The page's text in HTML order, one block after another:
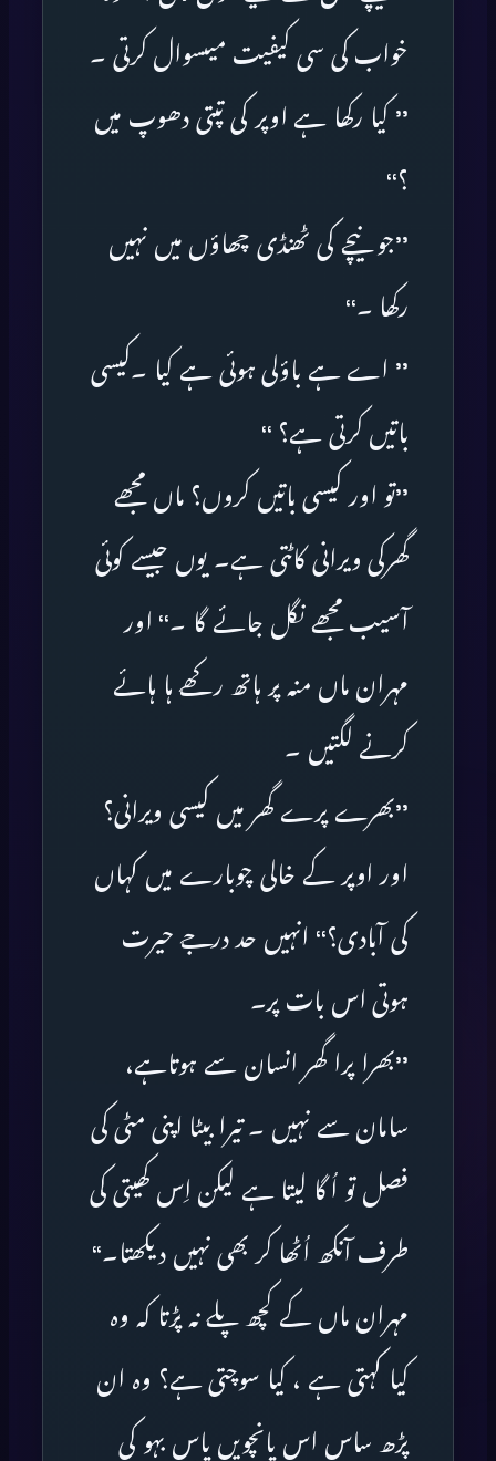
خواب کی سی کیفیت میںسوال کرتی ۔
’’ کیا رکھا ہے اوپر کی تپتی دھوپ میں
؟‘‘
’’جو نیچے کی ٹھنڈی چھاؤں میں نہیں
رکھا ۔‘‘
’’ اے ہے باؤلی ہوئی ہے کیا ۔کیسی
باتیں کرتی ہے؟ ‘‘
’’تو اور کیسی باتیں کروں؟ ماں مجھے
گھرکی ویرانی کاٹتی ہے۔ یوں جیسے کوئی
آسیب مجھے نگل جائے گا ۔‘‘ اور
مہران ماں منہ پر ہاتھ رکھے ہا ہائے
کرنے لگتیں ۔
’’بھرے پرے گھر میں کیسی ویرانی؟
اور اوپر کے خالی چوبارے میں کہاں
کی آبادی؟‘‘ انہیں حد درجے حیرت
ہوتی اس بات پر۔
’’بھرا پرا گھر انسان سے ہوتاہے،
سامان سے نہیں ۔ تیرا بیٹا اپنی مٹی کی
فصل تو اُگا لیتا ہے لیکن اِس کھیتی کی
طرف آنکھ اُٹھا کر بھی نہیں دیکھتا۔‘‘
مہران ماں کے کچھ پلے نہ پڑتا کہ وہ
کیا کہتی ہے ، کیا سوچتی ہے؟ وہ ان
پڑھ ساس اس پانچویں پاس بہو کی